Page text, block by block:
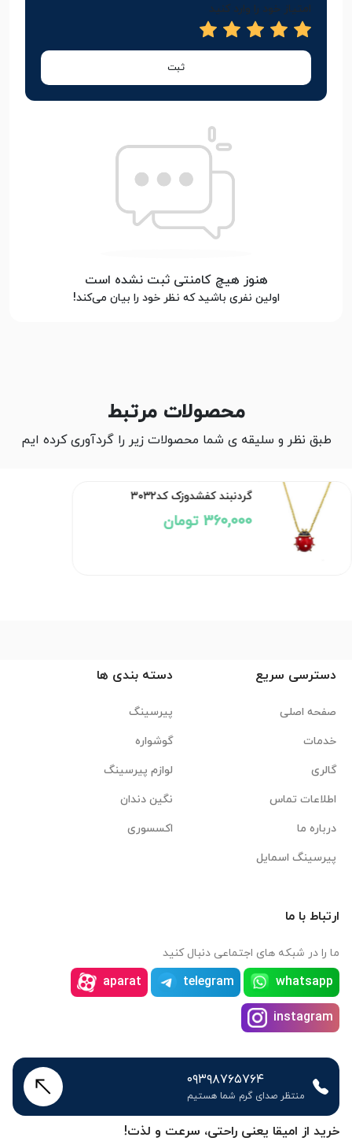
امتیاز خود را وارد کنید
ثبت
هنوز هیچ کامنتی ثبت نشده است
اولین نفری باشید که نظر خود را بیان می‌کند!
محصولات مرتبط
طبق نظر و سلیقه ی شما محصولات زیر را گردآوری کرده ایم
گردنبند کفشدوزک کد۳۰۳۲
360,000 تومان
خرید از امیقا یعنی راحتی، سرعت و لذت!
دسترسی سریع
صفحه اصلی
خدمات
گالری
اطلاعات تماس
درباره ما
پیرسینگ اسمایل
دسته بندی ها
پیرسینگ
گوشواره
لوازم پیرسینگ
نگین دندان
اکسسوری
ارتباط با ما
ما را در شبکه های اجتماعی دنبال کنید
whatsapp
telegram
aparat
instagram
۰۹۳۹۸۷۶۵۷۶۴
منتظر صدای گرم شما هستیم